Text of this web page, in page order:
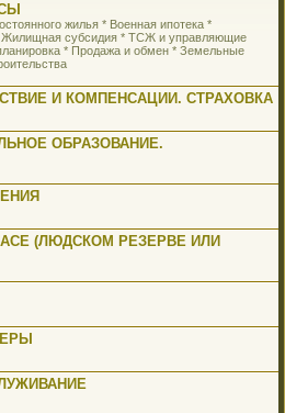
жилья * Военная ипотека *
субсидия * ТСЖ и управляющие
* Продажа и обмен * Земельные
И КОМПЕНСАЦИИ. СТРАХОВКА
ОБРАЗОВАНИЕ.
(ЛЮДСКОМ РЕЗЕРВЕ ИЛИ